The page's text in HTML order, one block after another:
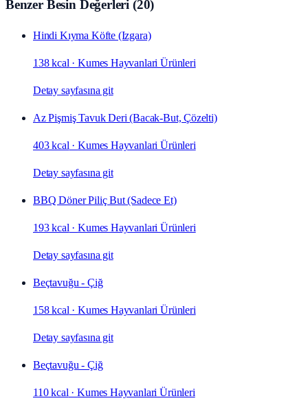
Benzer Besin Değerleri (20)
Hindi Kıyma Köfte (Izgara)
138 kcal ·Kumes Hayvanlari Ürünleri
Detay sayfasına git
Az Pişmiş Tavuk Deri (Bacak‑But, Çözelti)
403 kcal ·Kumes Hayvanlari Ürünleri
Detay sayfasına git
BBQ Döner Piliç But (Sadece Et)
193 kcal ·Kumes Hayvanlari Ürünleri
Detay sayfasına git
Beçtavuğu - Çiğ
158 kcal ·Kumes Hayvanlari Ürünleri
Detay sayfasına git
Beçtavuğu - Çiğ
110 kcal ·Kumes Hayvanlari Ürünleri